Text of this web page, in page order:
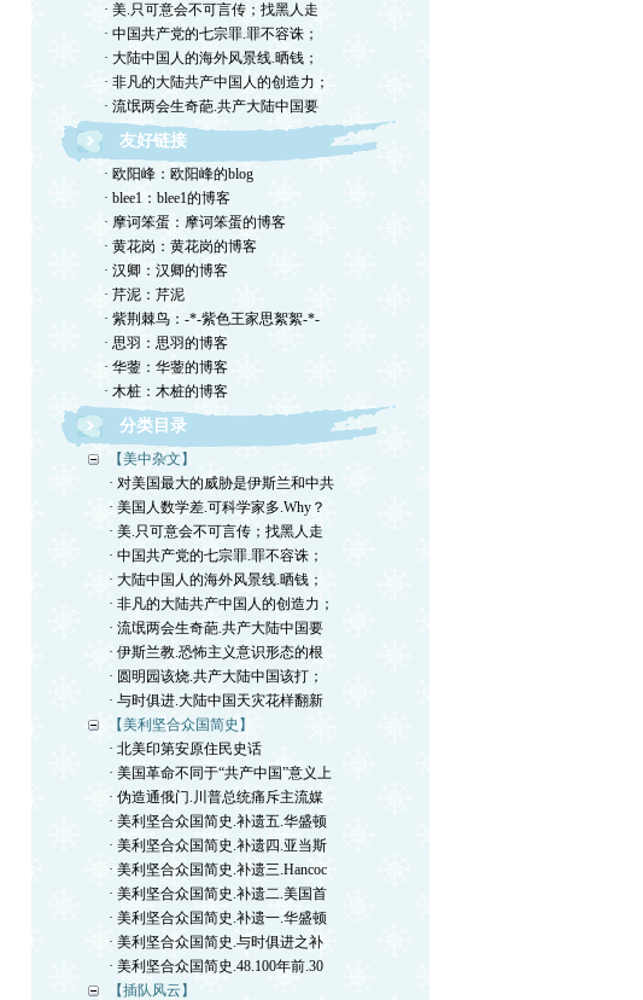
· 美.只可意会不可言传；找黑人走
· 中国共产党的七宗罪.罪不容诛；
· 大陆中国人的海外风景线.晒钱；
· 非凡的大陆共产中国人的创造力；
· 流氓两会生奇葩.共产大陆中国要
友好链接
· 欧阳峰：欧阳峰的blog
· blee1：blee1的博客
· 摩诃笨蛋：摩诃笨蛋的博客
· 黄花岗：黄花岗的博客
· 汉卿：汉卿的博客
· 芹泥：芹泥
· 紫荆棘鸟：-*-紫色王家思絮絮-*-
· 思羽：思羽的博客
· 华蓥：华蓥的博客
· 木桩：木桩的博客
分类目录
【美中杂文】
· 对美国最大的威胁是伊斯兰和中共
· 美国人数学差.可科学家多.Why？
· 美.只可意会不可言传；找黑人走
· 中国共产党的七宗罪.罪不容诛；
· 大陆中国人的海外风景线.晒钱；
· 非凡的大陆共产中国人的创造力；
· 流氓两会生奇葩.共产大陆中国要
· 伊斯兰教.恐怖主义意识形态的根
· 圆明园该烧.共产大陆中国该打；
· 与时俱进.大陆中国天灾花样翻新
【美利坚合众国简史】
· 北美印第安原住民史话
· 美国革命不同于“共产中国”意义上
· 伪造通俄门.川普总统痛斥主流媒
· 美利坚合众国简史.补遗五.华盛顿
· 美利坚合众国简史.补遗四.亚当斯
· 美利坚合众国简史.补遗三.Hancoc
· 美利坚合众国简史.补遗二.美国首
· 美利坚合众国简史.补遗一.华盛顿
· 美利坚合众国简史.与时俱进之补
· 美利坚合众国简史.48.100年前.30
【插队风云】